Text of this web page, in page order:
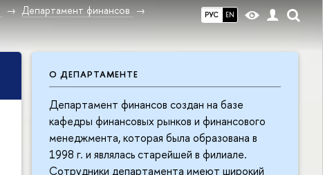
РУС EN
Департамент финансов
О ДЕПАРТАМЕНТЕ
Департамент финансов создан на базе
кафедры финансовых рынков и финансового
менеджмента, которая была образована в
1998 г. и являлась старейшей в филиале.
Сотрудники департамента имеют широкий